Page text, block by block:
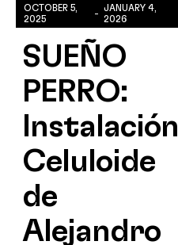
OCTOBER 5,
2025
- JANUARY 4,
2026
SUEÑO
PERRO:
Instalación
Celuloide
de
Alejandro